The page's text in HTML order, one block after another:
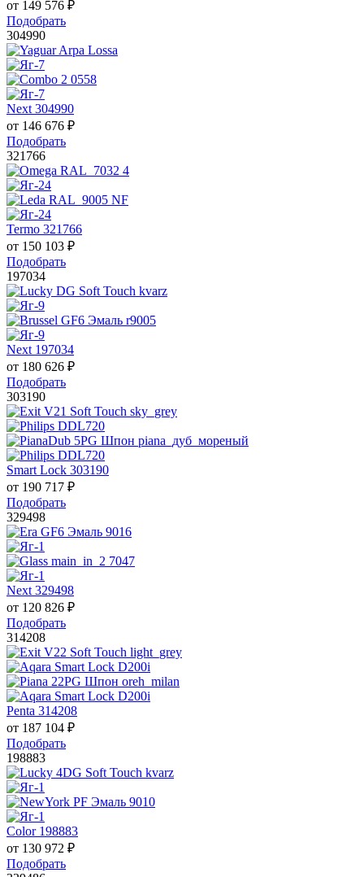
от 149 576 ₽
Подобрать
304990
Next 304990
от 146 676 ₽
Подобрать
321766
Termo 321766
от 150 103 ₽
Подобрать
197034
Next 197034
от 180 626 ₽
Подобрать
303190
Smart Lock 303190
от 190 717 ₽
Подобрать
329498
Next 329498
от 120 826 ₽
Подобрать
314208
Penta 314208
от 187 104 ₽
Подобрать
198883
Color 198883
от 130 972 ₽
Подобрать